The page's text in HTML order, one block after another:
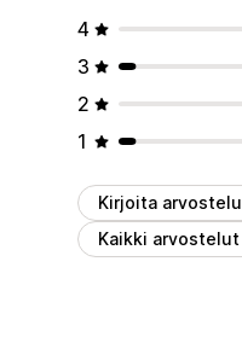
4
3
2
1
Kirjoita arvostelu
Kaikki arvostelut